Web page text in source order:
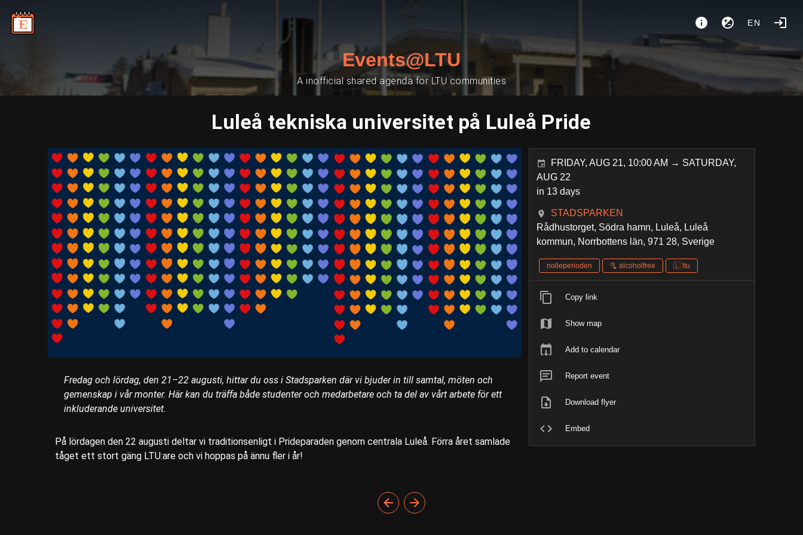
EN
Events@LTU
A inofficial shared agenda for LTU communities
Luleå tekniska universitet på Luleå Pride
Fredag och lördag, den 21–22 augusti, hittar du oss i Stadsparken där vi bjuder in till samtal, möten och
gemenskap i vår monter. Här kan du träffa både studenter och medarbetare och ta del av vårt arbete för ett
inkluderande universitet.
På lördagen den 22 augusti deltar vi traditionsenligt i Prideparaden genom centrala Luleå. Förra året samlade
tåget ett stort gäng LTU:are och vi hoppas på ännu fler i år!
FRIDAY, AUG 21, 10:00 AM → SATURDAY,
AUG 22
in 13 days
STADSPARKEN
Rådhustorget, Södra hamn, Luleå, Luleå
kommun, Norrbottens län, 971 28, Sverige
nolleperioden 🫗 alcoholfree 🇱 ltu
Copy link
Show map
Add to calendar
Report event
Download flyer
Embed